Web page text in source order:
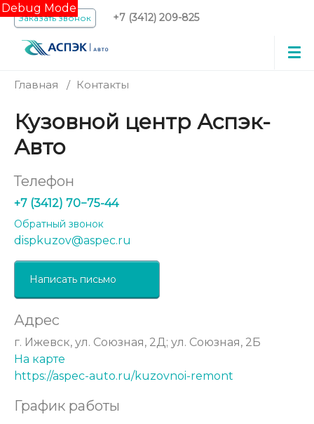
Debug Mode
Заказать звонок +7 (3412) 209-825
Главная / Контакты
Кузовной центр Аспэк-
Авто
Телефон
+7 (3412) 70−75-44
Обратный звонок
dispkuzov@aspec.ru
Написать письмо
Адрес
г. Ижевск, ул. Союзная, 2Д; ул. Союзная, 2Б
На карте
https://aspec-auto.ru/kuzovnoi-remont
График работы